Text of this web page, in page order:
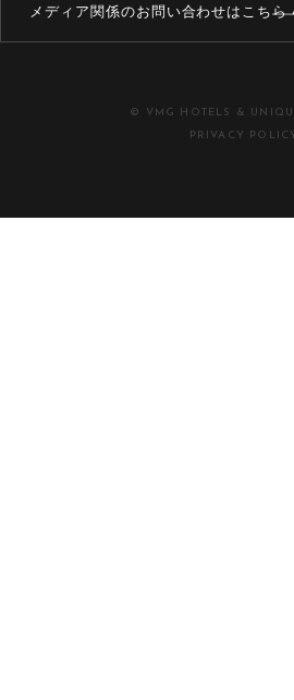
メディア関係のお問い合わせはこちら
© VMG HOTELS &
PRIVACY